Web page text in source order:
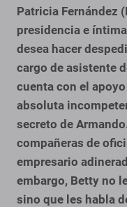
Patricia Fernández
presidencia e
desea hacer
cargo de asistente
cuenta con el
absoluta
secreto de
compañeras de
empresario
embargo, Betty no
sino que les habla